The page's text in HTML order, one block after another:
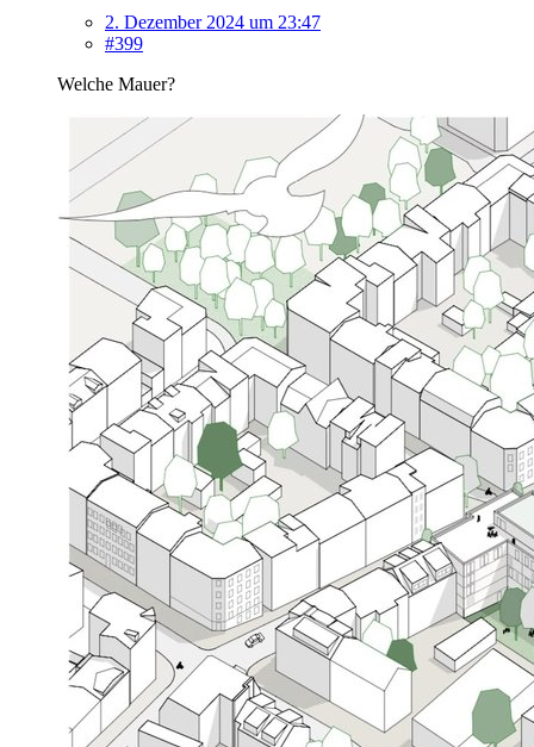
2. Dezember 2024 um 23:47
#399
Welche Mauer?